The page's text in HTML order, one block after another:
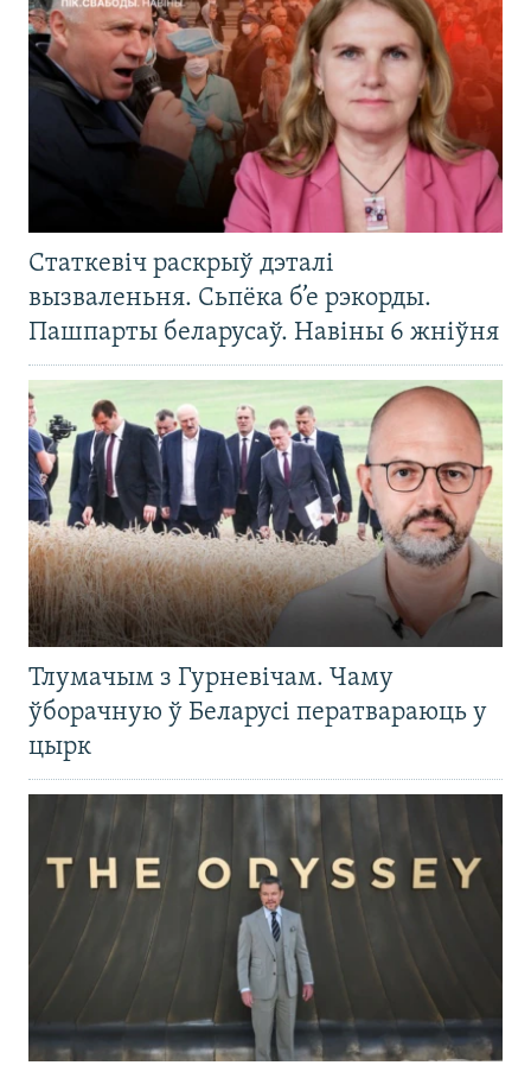
Статкевіч раскрыў дэталі
вызваленьня. Сьпёка б’е рэкорды.
Пашпарты беларусаў. Навіны 6 жніўня
Тлумачым з Гурневічам. Чаму
ўборачную ў Беларусі ператвараюць у
цырк